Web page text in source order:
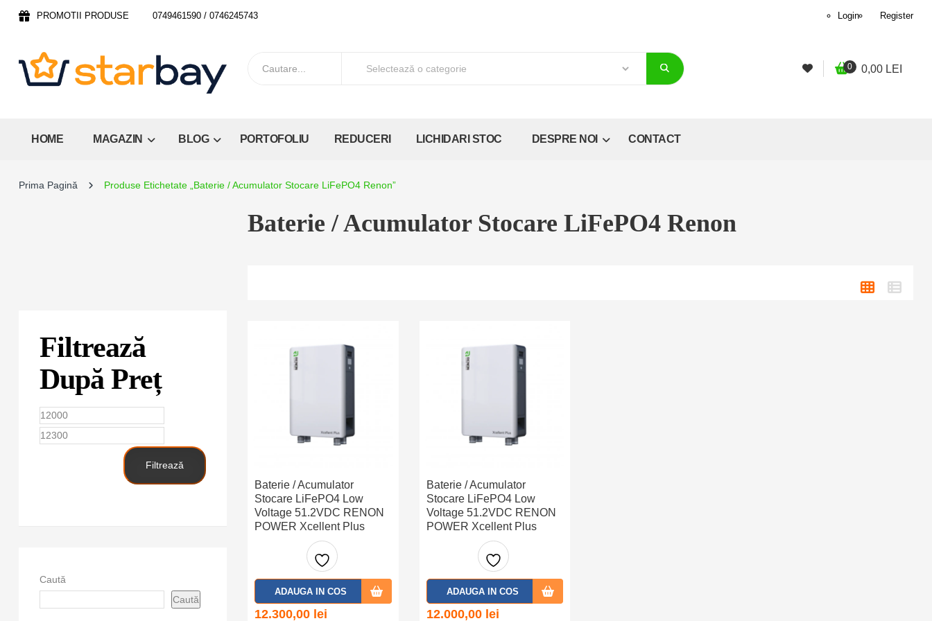
PROMOTII PRODUSE 0749461590 / 0746245743 Login Register
0 0,00 LEI
HOME MAGAZIN BLOG PORTOFOLIU REDUCERI LICHIDARI STOC DESPRE NOI CONTACT
Prima Pagină Produse Etichetate „Baterie / Acumulator Stocare LiFePO4 Renon”
Filtrează
După Preț
Preț
minim
Filtrează
Caută
Caută
Baterie / Acumulator Stocare LiFePO4 Renon
Baterie / Acumulator
Stocare LiFePO4 Low
Voltage 51.2VDC RENON
POWER Xcellent Plus
(16kWh) (IP55) (incalzire)
Adaug
a la
ADAUGA IN COS
12.300,00 lei
Baterie / Acumulator
Stocare LiFePO4 Low
Voltage 51.2VDC RENON
POWER Xcellent Plus
(16kWh) (IP55)
Adaug
a la
ADAUGA IN COS
12.000,00 lei